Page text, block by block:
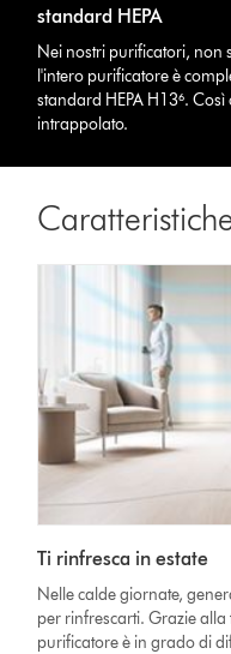
standard HEPA
Nei nostri purificatori, non
l'intero purificatore è
standard HEPA H13⁶.
intrappolato.
Ti rinfresca in estate
Nelle calde giornate,
per rinfrescarti. Grazie
purificatore è in grado di